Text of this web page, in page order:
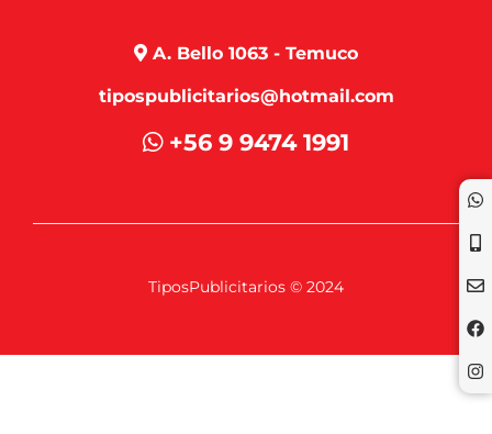
A. Bello 1063 - Temuco
tipospublicitarios@hotmail.com
+56 9 9474 1991
TiposPublicitarios © 2024